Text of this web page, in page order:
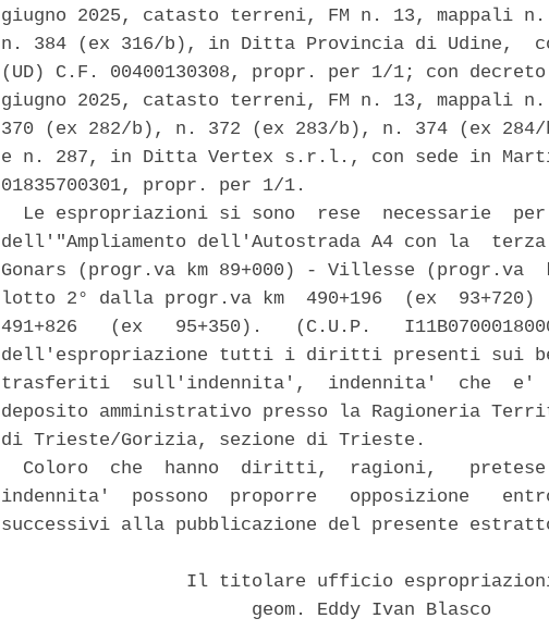
giugno 2025, catasto terreni, FM n. 13, mappali
n. 384 (ex 316/b), in Ditta Provincia di Udine,
(UD) C.F. 00400130308, propr. per 1/1; con
giugno 2025, catasto terreni, FM n. 13, mappali
370 (ex 282/b), n. 372 (ex 283/b), n. 374 (ex
e n. 287, in Ditta Vertex s.r.l., con sede in
01835700301, propr. per 1/1.
Le espropriazioni si sono  rese  necessarie
dell'"Ampliamento dell'Autostrada A4 con la
Gonars (progr.va km 89+000) - Villesse (progr.va
lotto 2° dalla progr.va km  490+196  (ex
491+826   (ex   95+350).   (C.U.P.
dell'espropriazione tutti i diritti presenti sui
trasferiti  sull'indennita',  indennita'  che  e'
deposito amministrativo presso la Ragioneria
di Trieste/Gorizia, sezione di Trieste.
Coloro  che  hanno  diritti,  ragioni,
indennita'  possono  proporre   opposizione
successivi alla pubblicazione del presente
Il titolare ufficio
                       geom. Eddy Ivan Blasco